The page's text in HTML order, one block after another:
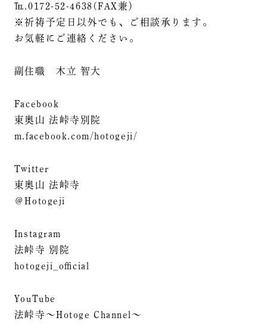
℡.0172-52-4638(FAX兼）
※祈祷予定日以外でも、ご相談承ります。
お気軽にご連絡ください。
副住職 木立 智大
Facebook
東奥山 法峠寺別院
m.facebook.com/hotogeji/
Twitter
東奥山 法峠寺
＠Hotogeji
Instagram
法峠寺 別院
hotogeji_official
YouTube
法峠寺～Hotoge Channel～